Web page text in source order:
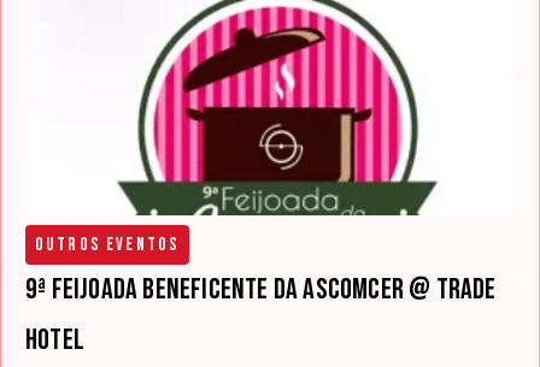
Outros Eventos
9ª Feijoada Beneficente da Ascomcer @ Trade
Hotel